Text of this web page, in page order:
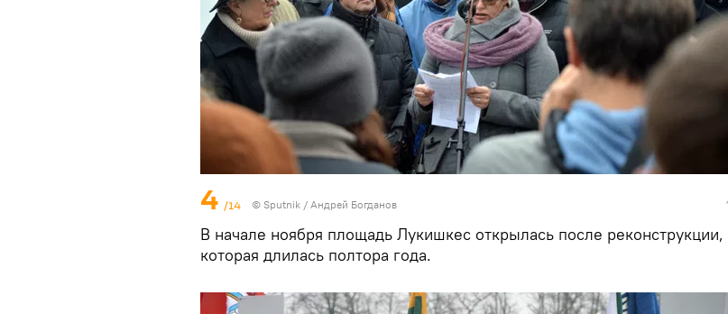
4 /14 © Sputnik / Андрей Богданов
В начале ноября площадь Лукишкес открылась после реконструкции,
которая длилась полтора года.